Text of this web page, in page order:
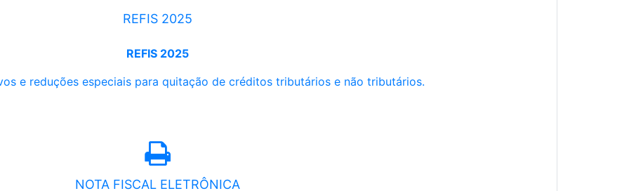
REFIS 2025
REFIS 2025
e reduções especiais para quitação de créditos tributários e não tributários.
NOTA FISCAL ELETRÔNICA